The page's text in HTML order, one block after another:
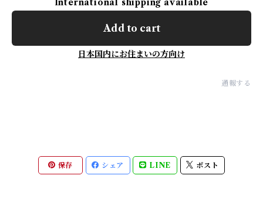
International shipping available
Add to cart
日本国内にお住まいの方向け
通報する
保存 シェア LINE ポスト